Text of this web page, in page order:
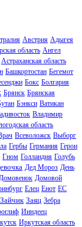
Австрия Адыгея
область Ангел
Астраханская область
Башкортостан Бегемот
Бокс Болгария
Брянск Брянская
Бэнкси Ватикан
Владимир
область
Всеволожск Выборг
Гербы Германия Герои
Гном Голландия Голубь
Дед Мороз День
Домовенок Домовой
Елец Енот ЕС
Зайчик Заяц Зебра
Ииндеец
Иркутская область